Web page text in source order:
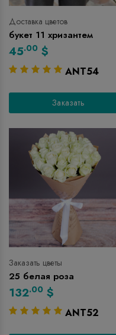
Доставка цветов
букет 11 хризантем
45.00 $
ANT54
Заказать
Заказать цветы
25 белая роза
132.00 $
ANT52